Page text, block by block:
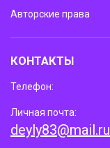
Авторские права
КОНТАКТЫ
Телефон:
Личная почта:
deyly83@mail.ru